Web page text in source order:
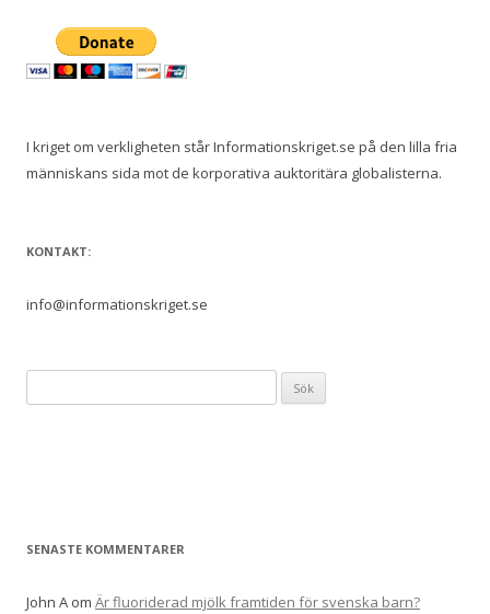
I kriget om verkligheten står Informationskriget.se på den lilla fria
människans sida mot de korporativa auktoritära globalisterna.
KONTAKT:
info@informationskriget.se
efter:
SENASTE KOMMENTARER
John A om Är fluoriderad mjölk framtiden för svenska barn?